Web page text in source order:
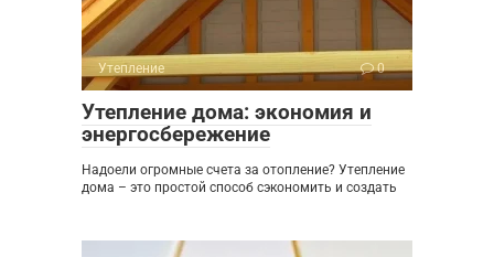
Утепление 0
Утепление дома: экономия и
энергосбережение
Надоели огромные счета за отопление? Утепление
дома – это простой способ сэкономить и создать